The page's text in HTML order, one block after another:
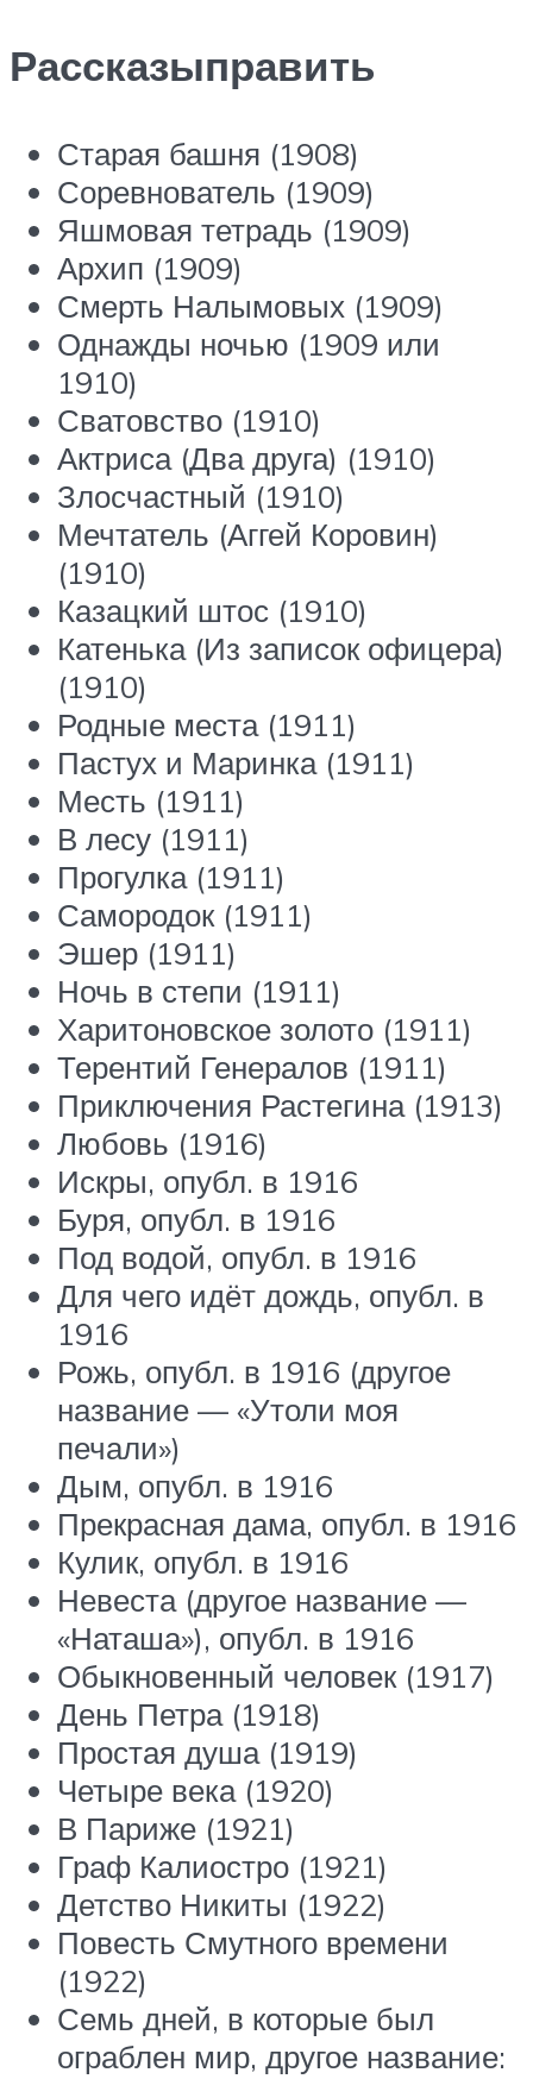
Рассказыправить
Старая башня (1908)
Соревнователь (1909)
Яшмовая тетрадь (1909)
Архип (1909)
Смерть Налымовых (1909)
Однажды ночью (1909 или
1910)
Сватовство (1910)
Актриса (Два друга) (1910)
Злосчастный (1910)
Мечтатель (Аггей Коровин)
(1910)
Казацкий штос (1910)
Катенька (Из записок офицера)
(1910)
Родные места (1911)
Пастух и Маринка (1911)
Месть (1911)
В лесу (1911)
Прогулка (1911)
Самородок (1911)
Эшер (1911)
Ночь в степи (1911)
Харитоновское золото (1911)
Терентий Генералов (1911)
Приключения Растегина (1913)
Любовь (1916)
Искры, опубл. в 1916
Буря, опубл. в 1916
Под водой, опубл. в 1916
Для чего идёт дождь, опубл. в
1916
Рожь, опубл. в 1916 (другое
название — «Утоли моя
печали»)
Дым, опубл. в 1916
Прекрасная дама, опубл. в 1916
Кулик, опубл. в 1916
Невеста (другое название —
«Наташа»), опубл. в 1916
Обыкновенный человек (1917)
День Петра (1918)
Простая душа (1919)
Четыре века (1920)
В Париже (1921)
Граф Калиостро (1921)
Детство Никиты (1922)
Повесть Смутного времени
(1922)
Семь дней, в которые был
ограблен мир, другое название: